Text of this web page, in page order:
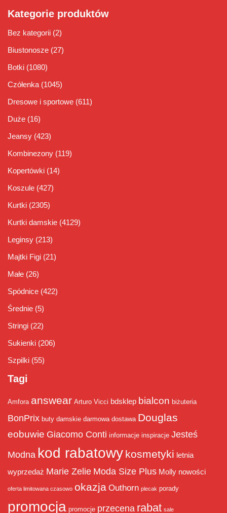
Kategorie produktów
Bez kategorii (2)
Biustonosze (27)
Botki (1080)
Czółenka (1045)
Dresowe i sportowe (611)
Duże (16)
Jeansy (423)
Kombinezony (119)
Kopertówki (14)
Koszule (427)
Kurtki (2305)
Kurtki damskie (4129)
Leginsy (213)
Majtki Figi (21)
Małe (26)
Spódnice (422)
Średnie (5)
Stringi (22)
Sukienki (206)
Szpilki (55)
Tagi
Amfora answear Arturo Vicci bdsklep bialcon biżuteria
BonPrix buty damskie darmowa dostawa Douglas
eobuwie Giacomo Conti informacje inspiracje Jesteś
Modna kod rabatowy kosmetyki letnia
wyprzedaż Marie Zelie Moda Size Plus Molly nowości
oferta limitowana czasowo okazja Outhorn plecak porady
promocja promocje przecena rabat sale